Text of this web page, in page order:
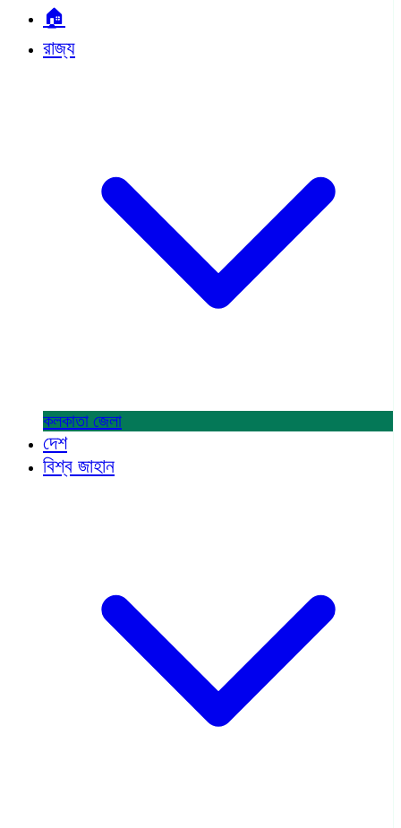
🏠︎
রাজ্য
কলকাতা জেলা
দেশ
বিশ্ব জাহান